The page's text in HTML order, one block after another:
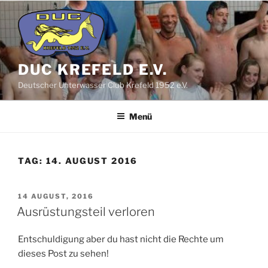
Inhalt
springen
DUC KREFELD E.V.
Deutscher Unterwasser Club Krefeld 1952 e.V.
Menü
TAG: 14. AUGUST 2016
VERÖFFENTLICHT
AM
14 AUGUST, 2016
Ausrüstungsteil verloren
Entschuldigung aber du hast nicht die Rechte um
dieses Post zu sehen!